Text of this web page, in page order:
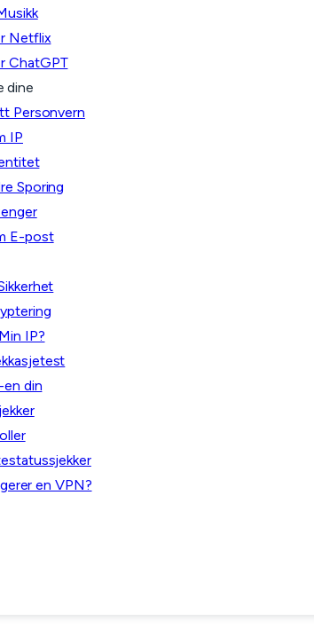
Netflix
ChatGPT
dine
Personvern
IP
Sporing
E-post
IP?
en din
en VPN?